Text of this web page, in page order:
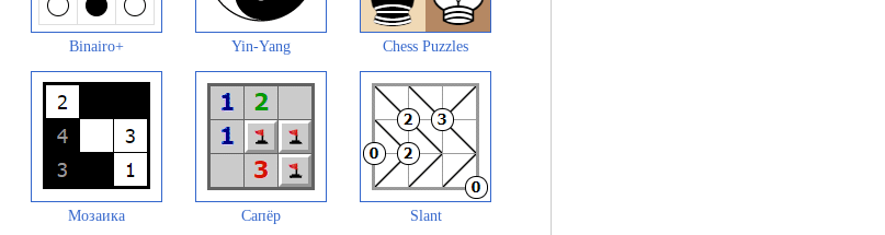
Binairo+ Yin-Yang Chess Puzzles
Мозаика Сапёр Slant